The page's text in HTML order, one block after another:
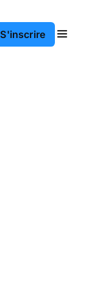
S'inscrire